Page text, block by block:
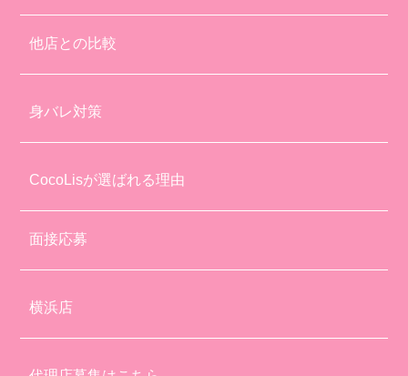
他店との比較
身バレ対策
CocoLisが選ばれる理由
面接応募
横浜店